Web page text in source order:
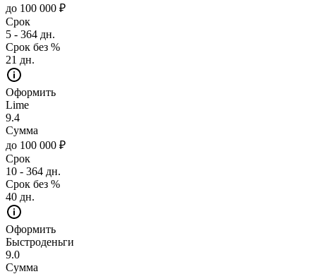
до 100 000 ₽
Срок
5 - 364 дн.
Срок без %
21 дн.
Оформить
Lime
9.4
Сумма
до 100 000 ₽
Срок
10 - 364 дн.
Срок без %
40 дн.
Оформить
Быстроденьги
9.0
Сумма